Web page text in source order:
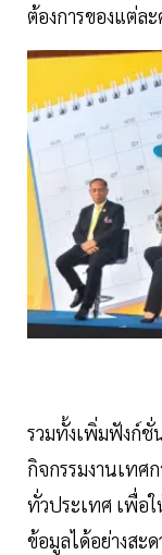
ต้องการของแต่ล
รวมทั้งเพิ่มฟังก์ชั่
กิจกรรมงานเทศ
ทั่วประเทศ เพื่อ
ข้อมูลได้อย่างสะ